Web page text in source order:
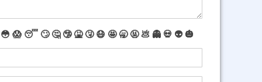
😳 😱 😴 🙄 🤔 🤥 🤮 🤧 😷 🤩 🥱 🤬 💩 👻 💀 👽 🎃